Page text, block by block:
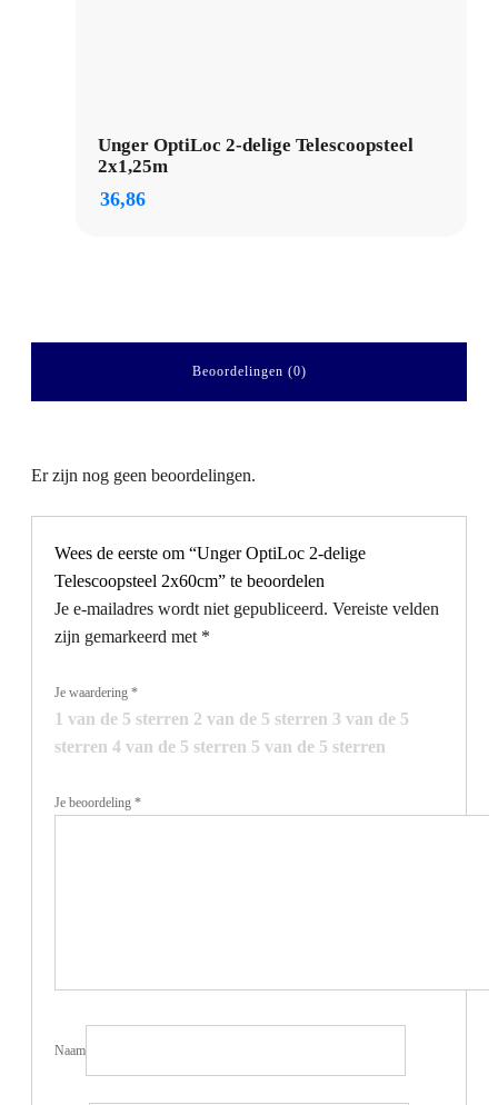
Unger OptiLoc 2-delige Telescoopsteel
2x1,25m
36,86
Beoordelingen (0)
Er zijn nog geen beoordelingen.
Wees de eerste om “Unger OptiLoc 2-delige
Telescoopsteel 2x60cm” te beoordelen
Je e-mailadres wordt niet gepubliceerd. Vereiste velden
zijn gemarkeerd met *
Je waardering *
1 van de 5 sterren 2 van de 5 sterren 3 van de 5
sterren 4 van de 5 sterren 5 van de 5 sterren
Je beoordeling *
Naam